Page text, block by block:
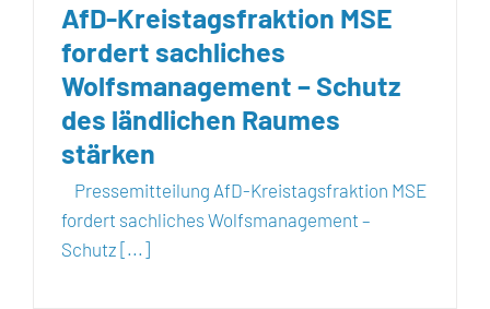
AfD-Kreistagsfraktion MSE
fordert sachliches
Wolfsmanagement – Schutz
des ländlichen Raumes
stärken
Pressemitteilung AfD-Kreistagsfraktion MSE
fordert sachliches Wolfsmanagement –
Schutz [...]